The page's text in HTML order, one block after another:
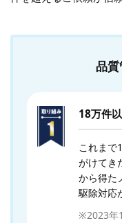
品
18万件
これまで
がけてき
から得た
駆除対応
※2023年